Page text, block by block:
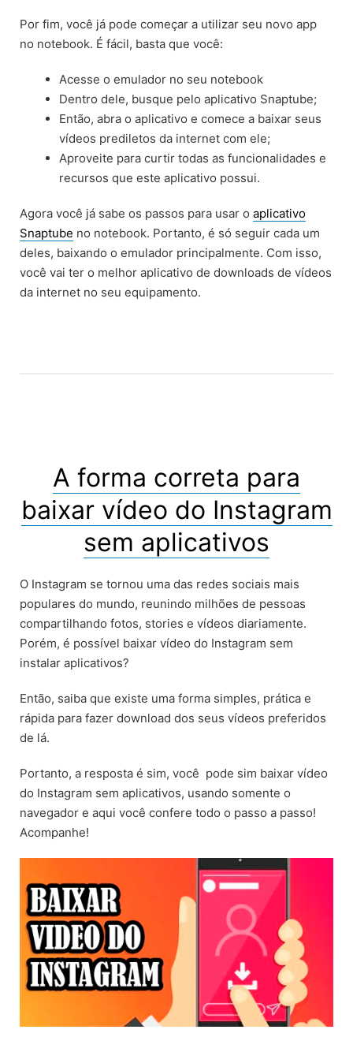
Por fim, você já pode começar a utilizar seu novo app
no notebook. É fácil, basta que você:
Acesse o emulador no seu notebook
Dentro dele, busque pelo aplicativo Snaptube;
Então, abra o aplicativo e comece a baixar seus
vídeos prediletos da internet com ele;
Aproveite para curtir todas as funcionalidades e
recursos que este aplicativo possui.
Agora você já sabe os passos para usar o aplicativo
Snaptube no notebook. Portanto, é só seguir cada um
deles, baixando o emulador principalmente. Com isso,
você vai ter o melhor aplicativo de downloads de vídeos
da internet no seu equipamento.
A forma correta para
baixar vídeo do Instagram
sem aplicativos
O Instagram se tornou uma das redes sociais mais
populares do mundo, reunindo milhões de pessoas
compartilhando fotos, stories e vídeos diariamente.
Porém, é possível baixar vídeo do Instagram sem
instalar aplicativos?
Então, saiba que existe uma forma simples, prática e
rápida para fazer download dos seus vídeos preferidos
de lá.
Portanto, a resposta é sim, você pode sim baixar vídeo
do Instagram sem aplicativos, usando somente o
navegador e aqui você confere todo o passo a passo!
Acompanhe!